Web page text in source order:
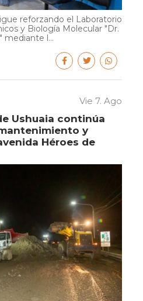
reforzando el Laboratorio
y Biología Molecular "Dr.
mediante l...
Vie 7. Ago
Ushuaia continúa
y
Héroes de